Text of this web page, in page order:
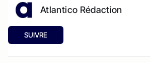
Atlantico Rédaction
SUIVRE